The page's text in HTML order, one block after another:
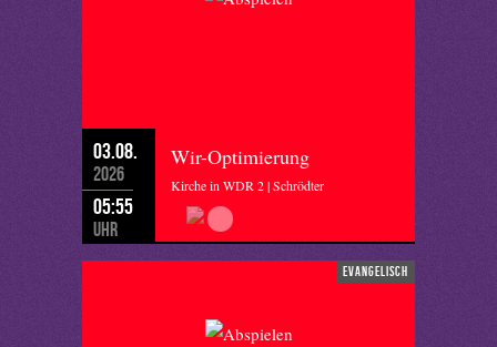
03.08.
2026
05:55
Uhr
Wir-Optimierung
Kirche in WDR 2 | Schrödter
evangelisch